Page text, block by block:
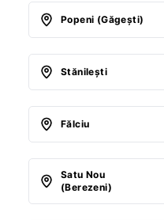
Popeni (Găgeşti)
Stănileşti
Fălciu
Satu Nou
(Berezeni)